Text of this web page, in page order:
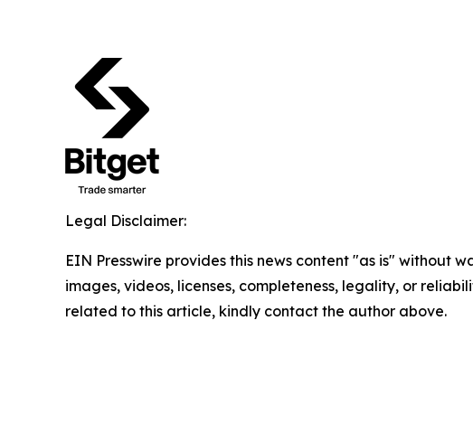
Legal Disclaimer:
EIN Presswire provides this news content "as is" without
images, videos, licenses, completeness, legality, or
related to this article, kindly contact the author above.